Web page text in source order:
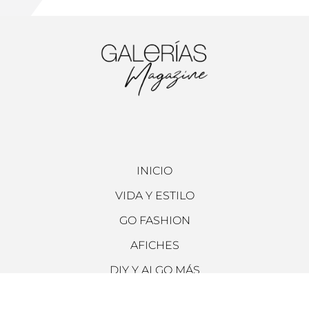
INICIO
VIDA Y ESTILO
GO FASHION
AFICHES
DIY Y ALGO MÁS